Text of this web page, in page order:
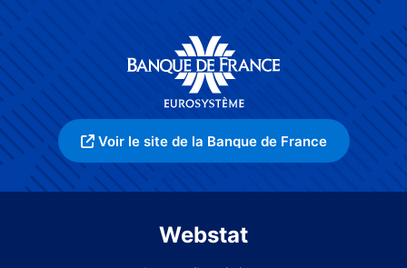
Voir le site de la Banque de France
Webstat